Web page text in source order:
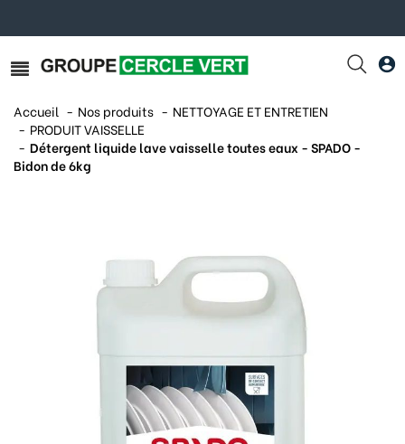
Accueil Nos produits
NETTOYAGE ET ENTRETIEN
PRODUIT VAISSELLE
Détergent liquide lave vaisselle toutes eaux - SPADO -
Bidon de 6kg